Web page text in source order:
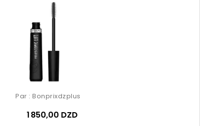
Par : Bonprixdzplus
1 850,00 DZD